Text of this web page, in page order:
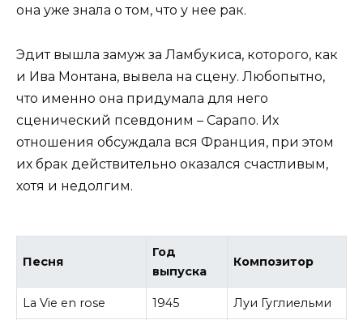
она уже знала о том, что у нее рак.
Эдит вышла замуж за Ламбукиса, которого, как
и Ива Монтана, вывела на сцену. Любопытно,
что именно она придумала для него
сценический псевдоним – Сарапо. Их
отношения обсуждала вся Франция, при этом
их брак действительно оказался счастливым,
хотя и недолгим.
Песня
Год
выпуска
Композитор
La Vie en rose 1945 Луи Гуглиельми